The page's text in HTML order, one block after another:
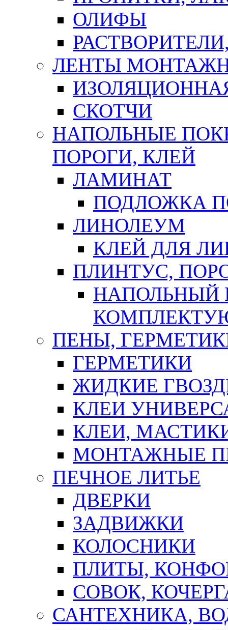
ОЛИФЫ
ЛЕНТЫ
СКОТЧИ
НАПОЛЬНЫЕ
ПОРОГИ, КЛЕЙ
ЛАМИНАТ
ПОДЛОЖКА
ЛИНОЛЕУМ
КЛЕЙ ДЛЯ
ПЛИНТУС,
НАПОЛЬНЫЙ
ПЕНЫ,
ГЕРМЕТИКИ
ЖИДКИЕ
КЛЕИ
КЛЕИ,
МОНТАЖНЫЕ
ПЕЧНОЕ ЛИТЬЕ
ДВЕРКИ
ЗАДВИЖКИ
КОЛОСНИКИ
ПЛИТЫ,
СОВОК,
САНТЕХНИКА,